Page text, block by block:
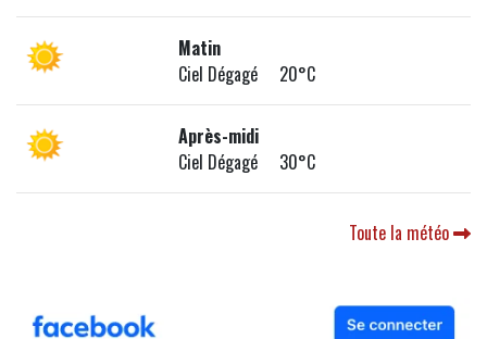
Matin
Ciel Dégagé 20°C
Après-midi
Ciel Dégagé 30°C
Toute la météo